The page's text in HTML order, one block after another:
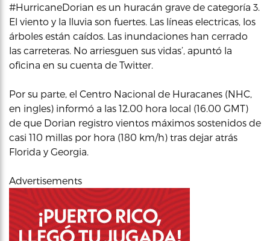
#HurricaneDorian es un huracán grave de categoría 3.
El viento y la lluvia son fuertes. Las líneas electricas, los
árboles están caídos. Las inundaciones han cerrado
las carreteras. No arriesguen sus vidas’, apuntó la
oficina en su cuenta de Twitter.
Por su parte, el Centro Nacional de Huracanes (NHC,
en ingles) informó a las 12.00 hora local (16.00 GMT)
de que Dorian registro vientos máximos sostenidos de
casi 110 millas por hora (180 km/h) tras dejar atrás
Florida y Georgia.
Advertisements